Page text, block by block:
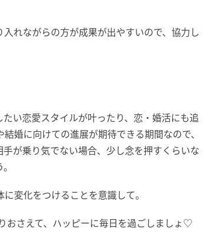
れながらの方が成果が出やすいので、協力し
い恋愛スタイルが叶ったり、恋・婚活にも追
婚に向けての進展が期待できる期間なので、
が乗り気でない場合、少し念を押すくらいな
変化をつけることを意識して。
おさえて、ハッピーに毎日を過ごしましょ♡